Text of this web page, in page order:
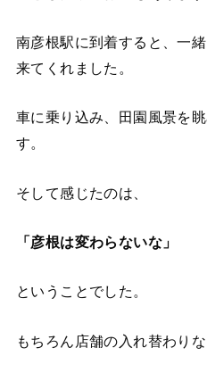
南彦根駅に到着すると、一
来てくれました。
車に乗り込み、田園風景を
す。
そして感じたのは、
「彦根は変わらないな」
ということでした。
もちろん店舗の入れ替わりな